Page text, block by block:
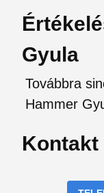
Gyula
Továbbra
Hammer
Kontakt